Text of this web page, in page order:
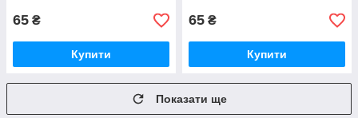
65 ₴
Купити
65 ₴
Купити
Показати ще